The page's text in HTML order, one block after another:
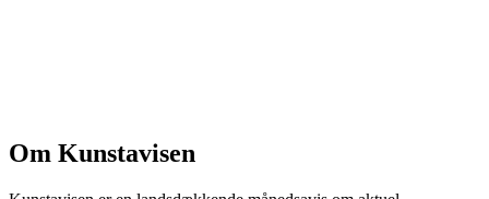
Om Kunstavisen